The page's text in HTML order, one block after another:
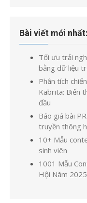
Bài viết mới nhất:
Tối ưu trải
bằng dữ liệu
Phân tích
Kabrita: Biến
đầu
Báo giá bài
truyền thông
10+ Mẫu
sinh viên
1001 Mẫu
Hội Năm 2025